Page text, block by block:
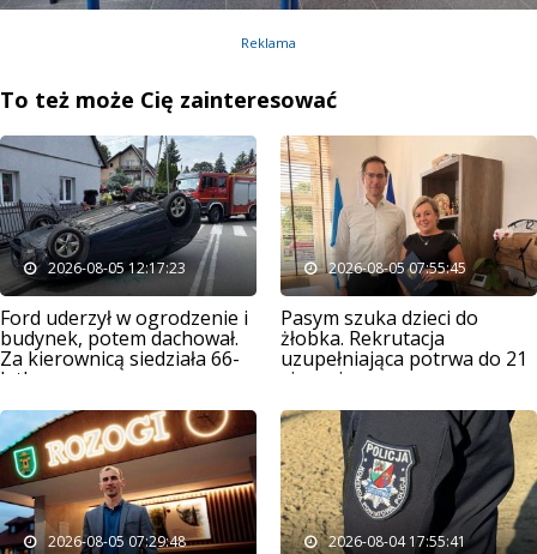
Reklama
To też może Cię zainteresować
2026-08-05 12:17:23
Ford uderzył w ogrodzenie i
budynek, potem dachował.
Za kierownicą siedziała 66-
latka
2026-08-05 07:55:45
Pasym szuka dzieci do
żłobka. Rekrutacja
uzupełniająca potrwa do 21
sierpnia
2026-08-05 07:29:48 2026-08-04 17:55:41